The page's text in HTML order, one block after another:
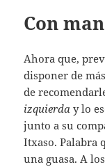
Con
Ahora que,
disponer de
de
izquierda y lo
junto a su
Itxaso. Palabra
una guasa. A